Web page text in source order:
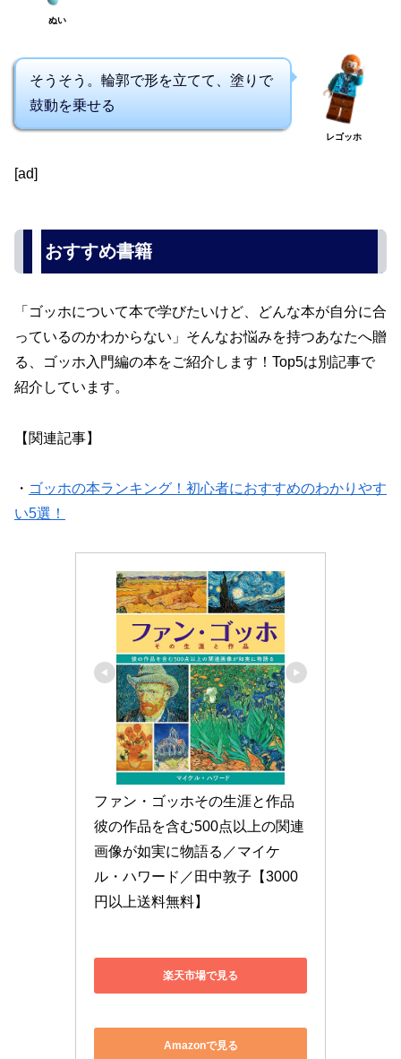
ぬい
そうそう。輪郭で形を立てて、塗りで
鼓動を乗せる
レゴッホ
[ad]
おすすめ書籍
「ゴッホについて本で学びたいけど、どんな本が自分に合
っているのかわからない」そんなお悩みを持つあなたへ贈
る、ゴッホ入門編の本をご紹介します！Top5は別記事で
紹介しています。
【関連記事】
・ ゴッホの本ランキング！初心者におすすめのわかりやす
い5選！
ファン・ゴッホその生涯と作品
彼の作品を含む500点以上の関連
画像が如実に物語る／マイケ
ル・ハワード／田中敦子【3000
円以上送料無料】
Amazonで見る
Yahoo!ショッピングで見る